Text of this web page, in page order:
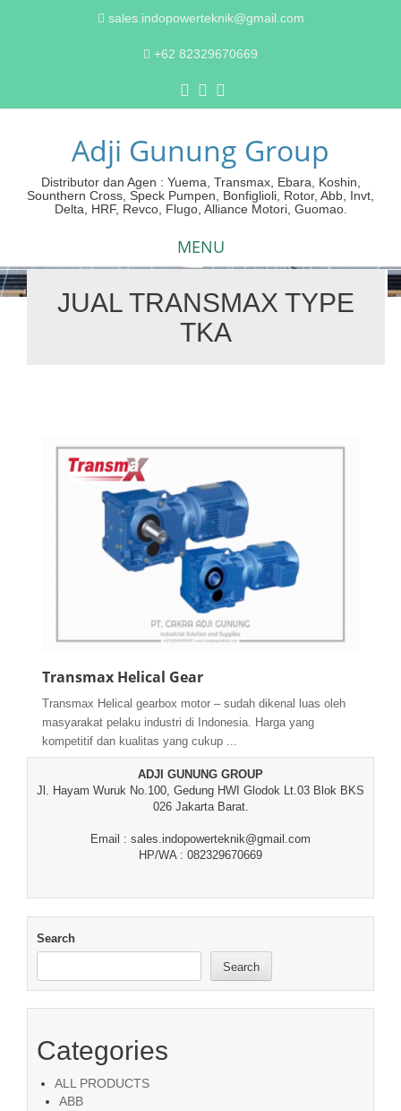
sales.indopowerteknik@gmail.com
+62 82329670669
Adji Gunung Group
Distributor dan Agen : Yuema, Transmax, Ebara, Koshin,
Sounthern Cross, Speck Pumpen, Bonfiglioli, Rotor, Abb, Invt,
Delta, HRF, Revco, Flugo, Alliance Motori, Guomao.
MENU
SkipJUAL TRANSMAX TYPE
TKA
Transmax Helical Gear
Transmax Helical gearbox motor – sudah dikenal luas oleh
masyarakat pelaku industri di Indonesia. Harga yang
kompetitif dan kualitas yang cukup ...
ADJI GUNUNG GROUP
Jl. Hayam Wuruk No.100, Gedung HWI Glodok Lt.03 Blok BKS
026 Jakarta Barat.
Email : sales.indopowerteknik@gmail.com
HP/WA : 082329670669
Search
Search
Categories
ALL PRODUCTS
ABB